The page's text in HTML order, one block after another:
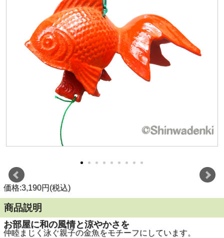
価格:3,190円(税込)
商品説明
お部屋に和の風情と涼やかさを
仲睦まじく泳ぐ親子の金魚をモチーフにしています。